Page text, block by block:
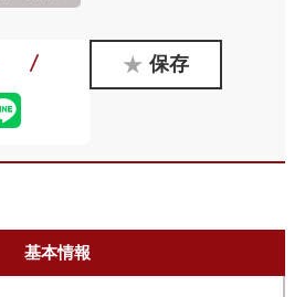
保存
基本情報